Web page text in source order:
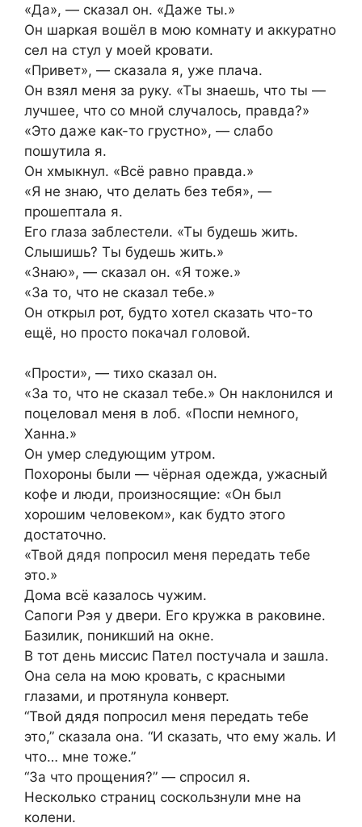
«Да», — сказал он. «Даже ты.»
Он шаркая вошёл в мою комнату и аккуратно
сел на стул у моей кровати.
«Привет», — сказала я, уже плача.
Он взял меня за руку. «Ты знаешь, что ты —
лучшее, что со мной случалось, правда?»
«Это даже как-то грустно», — слабо
пошутила я.
Он хмыкнул. «Всё равно правда.»
«Я не знаю, что делать без тебя», —
прошептала я.
Его глаза заблестели. «Ты будешь жить.
Слышишь? Ты будешь жить.»
«Знаю», — сказал он. «Я тоже.»
«За то, что не сказал тебе.»
Он открыл рот, будто хотел сказать что-то
ещё, но просто покачал головой.
«Прости», — тихо сказал он.
«За то, что не сказал тебе.» Он наклонился и
поцеловал меня в лоб. «Поспи немного,
Ханна.»
Он умер следующим утром.
Похороны были — чёрная одежда, ужасный
кофе и люди, произносящие: «Он был
хорошим человеком», как будто этого
достаточно.
«Твой дядя попросил меня передать тебе
это.»
Дома всё казалось чужим.
Сапоги Рэя у двери. Его кружка в раковине.
Базилик, поникший на окне.
В тот день миссис Пател постучала и зашла.
Она села на мою кровать, с красными
глазами, и протянула конверт.
“Твой дядя попросил меня передать тебе
это,” сказала она. “И сказать, что ему жаль. И
что… мне тоже.”
“За что прощения?” — спросил я.
Несколько страниц соскользнули мне на
колени.